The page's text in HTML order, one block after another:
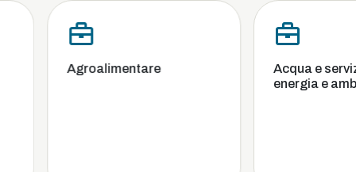
Agroalimentare
Acqua e
energia e